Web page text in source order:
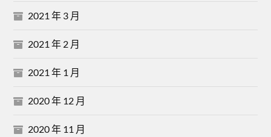
2021 年 3 月
2021 年 2 月
2021 年 1 月
2020 年 12 月
2020 年 11 月